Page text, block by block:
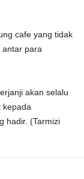
cafe yang tidak
antar para
akan selalu
kepada
hadir. (Tarmizi